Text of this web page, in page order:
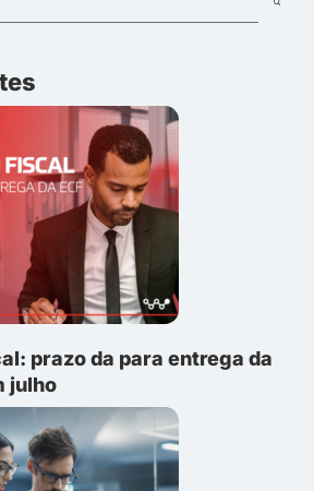
prazo da para entrega da
julho